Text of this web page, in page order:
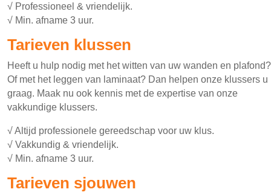
√ Professioneel & vriendelijk.
√ Min. afname 3 uur.
Tarieven klussen
Heeft u hulp nodig met het witten van uw wanden en plafond?
Of met het leggen van laminaat? Dan helpen onze klussers u
graag. Maak nu ook kennis met de expertise van onze
vakkundige klussers.
√ Altijd professionele gereedschap voor uw klus.
√ Vakkundig & vriendelijk.
√ Min. afname 3 uur.
Tarieven sjouwen